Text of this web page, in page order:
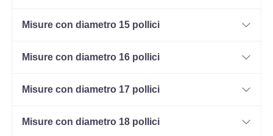
Misure con diametro 15 pollici
Misure con diametro 16 pollici
Misure con diametro 17 pollici
Misure con diametro 18 pollici